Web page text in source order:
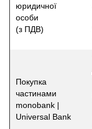
юридичної
особи
(з ПДВ)
Покупка
частинами
monobank |
Universal Bank